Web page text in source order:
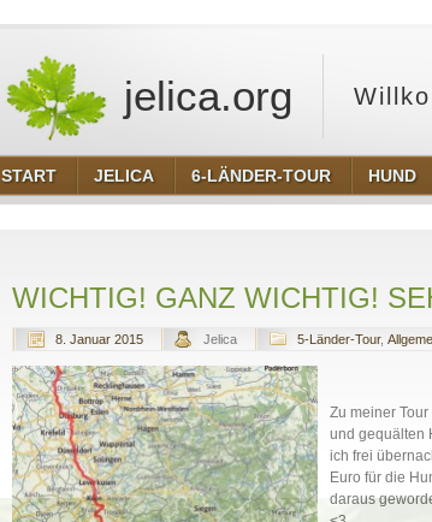
jelica.org
START JELICA 6-LÄNDER-TOUR HUND
WICHTIG! GANZ WICHTIG!
8. Januar 2015 Jelica 5-Länder-Tour,
Zu meiner
und gequälten
ich frei
Euro für die
daraus